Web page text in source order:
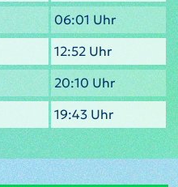
06:01 Uhr
12:52 Uhr
20:10 Uhr
19:43 Uhr